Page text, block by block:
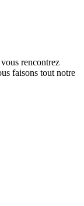
rencontrez
faisons tout notre